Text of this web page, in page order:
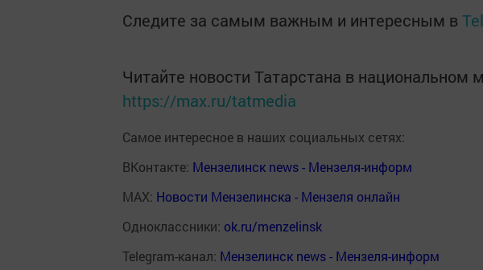
Следите за самым важным и интересным в
Читайте новости Татарстана в национальном
https://max.ru/tatmedia
Самое интересное в наших социальных сетях:
ВКонтакте: Мензелинск news - Мензеля-информ
MAX: Новости Мензелинска - Мензеля онлайн
Одноклассники: ok.ru/menzelinsk
Telegram-канал: Мензелинск news - Мензеля-информ